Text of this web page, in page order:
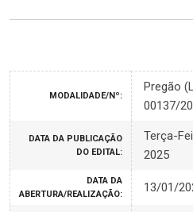
MODALIDADE/Nº:
Pregão
00137/
DATA DA PUBLICAÇÃO
DO EDITAL:
Terça-
2025
DATA DA
ABERTURA/REALIZAÇÃO:
13/01/